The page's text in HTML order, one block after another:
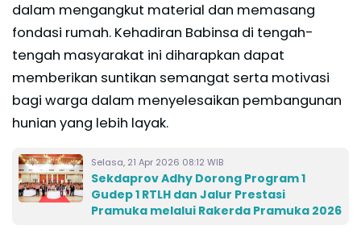
dalam mengangkut material dan memasang
fondasi rumah. Kehadiran Babinsa di tengah-
tengah masyarakat ini diharapkan dapat
memberikan suntikan semangat serta motivasi
bagi warga dalam menyelesaikan pembangunan
hunian yang lebih layak.
Selasa, 21 Apr 2026 08:12 WIB
Sekdaprov Adhy Dorong Program 1
Gudep 1 RTLH dan Jalur Prestasi
Pramuka melalui Rakerda Pramuka 2026